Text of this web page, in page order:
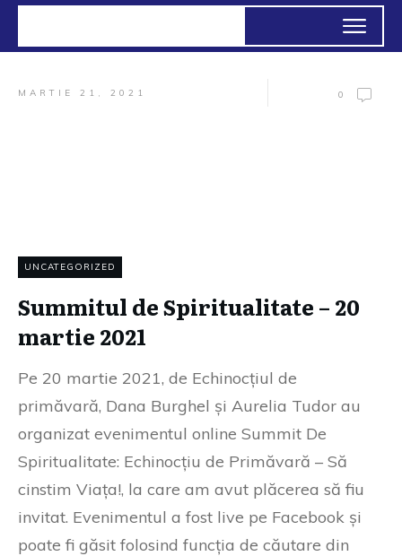
MARTIE 21, 2021 0
UNCATEGORIZED
Summitul de Spiritualitate – 20
martie 2021
Pe 20 martie 2021, de Echinocțiul de
primăvară, Dana Burghel și Aurelia Tudor au
organizat evenimentul online Summit De
Spiritualitate: Echinocțiu de Primăvară – Să
cinstim Viața!, la care am avut plăcerea să fiu
invitat. Evenimentul a fost live pe Facebook și
poate fi găsit folosind funcția de căutare din